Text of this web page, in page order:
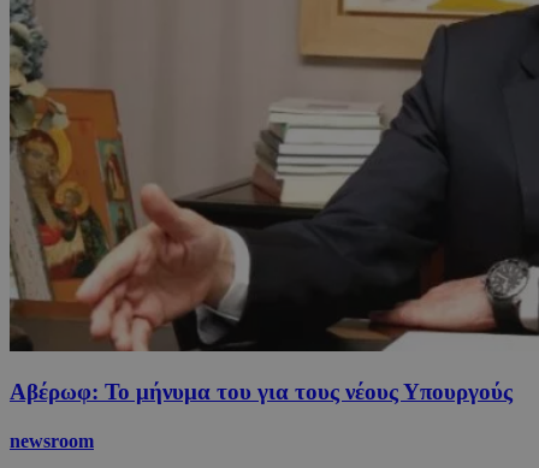
Αβέρωφ: Το μήνυμα του για τους νέους Υπουργούς
newsroom